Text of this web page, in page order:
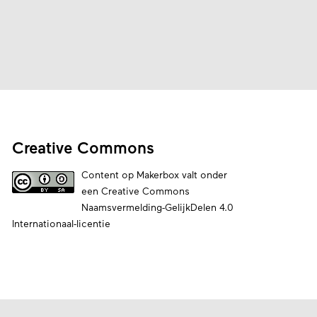
Creative Commons
Content op Makerbox valt onder
een Creative Commons
Naamsvermelding-GelijkDelen 4.0
Internationaal-licentie